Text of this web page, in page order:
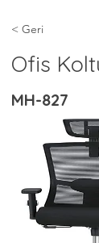
< Geri
Ofis
MH-827